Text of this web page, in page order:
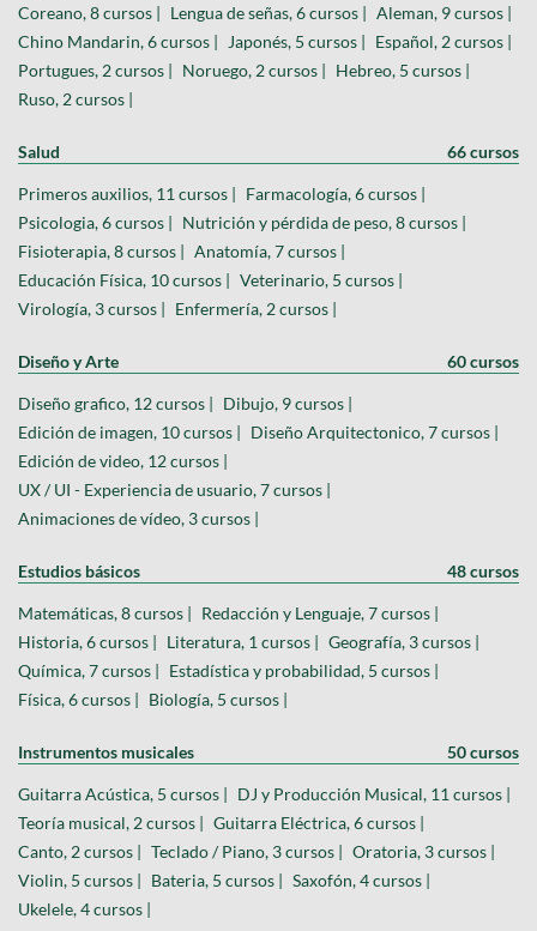
Coreano, 8 cursos | Lengua de señas, 6 cursos | Aleman, 9 cursos |
Chino Mandarin, 6 cursos |
Japonés, 5 cursos | Español, 2 cursos |
Portugues, 2 cursos | Noruego, 2 cursos | Hebreo, 5 cursos |
Ruso, 2 cursos |
Salud 66 cursos
Primeros auxilios, 11 cursos | Farmacología, 6 cursos |
Psicologia, 6 cursos | Nutrición y pérdida de peso, 8 cursos |
Fisioterapia, 8 cursos | Anatomía, 7 cursos |
Educación Física, 10 cursos | Veterinario, 5 cursos |
Virología, 3 cursos | Enfermería, 2 cursos |
Diseño y Arte 60 cursos
Diseño grafico, 12 cursos | Dibujo, 9 cursos |
Edición de imagen, 10 cursos | Diseño Arquitectonico, 7 cursos |
Edición de video, 12 cursos |
UX / UI - Experiencia de usuario, 7 cursos |
Animaciones de vídeo, 3 cursos |
Estudios básicos 48 cursos
Matemáticas, 8 cursos | Redacción y Lenguaje, 7 cursos |
Historia, 6 cursos | Literatura, 1 cursos | Geografía, 3 cursos |
Química, 7 cursos | Estadística y probabilidad, 5 cursos |
Física, 6 cursos | Biología, 5 cursos |
Instrumentos musicales 50 cursos
Guitarra Acústica, 5 cursos | DJ y Producción Musical, 11 cursos |
Teoría musical, 2 cursos | Guitarra Eléctrica, 6 cursos |
Canto, 2 cursos | Teclado / Piano, 3 cursos | Oratoria, 3 cursos |
Violin, 5 cursos | Bateria, 5 cursos | Saxofón, 4 cursos |
Ukelele, 4 cursos |